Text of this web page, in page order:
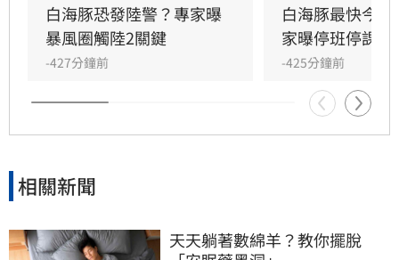
風圈將觸及警戒線，各地風浪明顯增強。專家吳
德榮與林得恩示警，隨颱風北轉與移動路徑變
化，北部與中南部需嚴防劇烈天氣，東半部則有
極端高溫風險。隨後轉為西南風影響，下週一至
週三西南部仍有局部大雨，請民眾持續關注最新
氣象資訊，提前做好防颱準備以保安全。
白海豚恐發陸警？專家曝
暴風圈觸陸2關鍵
-427分鐘前
白海豚最快今
家曝停班停課機
-425分鐘前
相關新聞
天天躺著數綿羊？教你擺脫